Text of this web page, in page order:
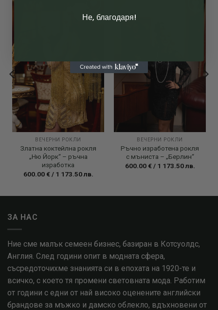
Add to
ВЕЧЕРНИ РОКЛИ
Златна коктейлна рокля
„Ню Йорк“ – ръчна
изработка
600.00 € / 1 173.50лв.
ВЕЧЕРНИ РОКЛИ
Ръчно изработена рокля
с мъниста – „Берлин“
600.00 € / 1 173.50лв.
ЗА НАС
Ние сме малък семеен бизнес, базиран в Котсуолдс,
Англия. След години опит в модната сфера,
съсредоточихме знанията си в епохата на 1920-те и
всичко, с което тя промени световната мода. Работим
от години с едни от най високо оценените английски
брандове за мъжко и дамско облекло, вдъхновени от
Не, благодаря!